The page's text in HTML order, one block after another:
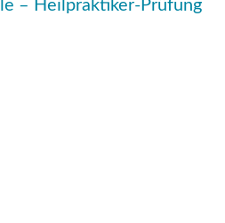
– Heilpraktiker-Prüfung